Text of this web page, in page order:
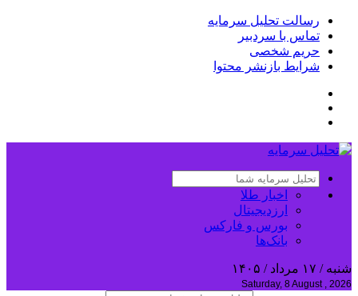
رسالت تحلیل سرمایه
تماس با سردبیر
حریم شخصی
شرایط بازنشر محتوا
اخبار طلا
ارزدیجیتال
بورس و فارکس
بانک‌ها
شنبه / ۱۷ مرداد / ۱۴۰۵
Saturday, 8 August , 2026